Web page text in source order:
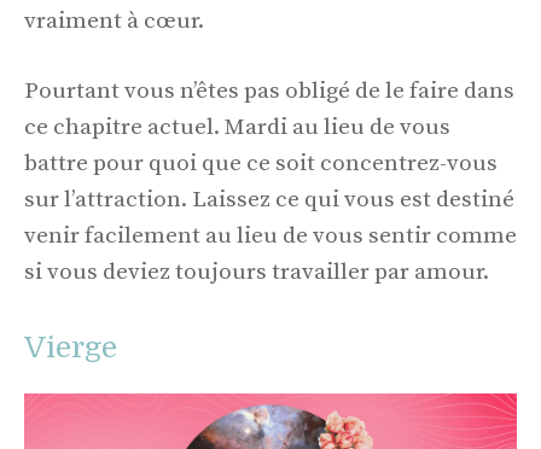
vraiment à cœur.
Pourtant vous n’êtes pas obligé de le faire dans
ce chapitre actuel. Mardi au lieu de vous
battre pour quoi que ce soit concentrez-vous
sur l’attraction. Laissez ce qui vous est destiné
venir facilement au lieu de vous sentir comme
si vous deviez toujours travailler par amour.
Vierge